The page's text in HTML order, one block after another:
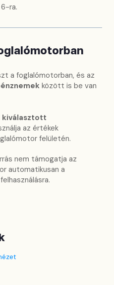
ra.
a foglalómotorban, és az
között is be van
kiválasztott
az értékek
felületén.
nem támogatja az
automatikusan a